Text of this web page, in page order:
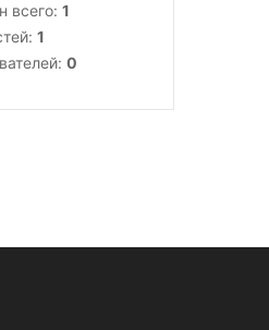
всего: 1
1
0